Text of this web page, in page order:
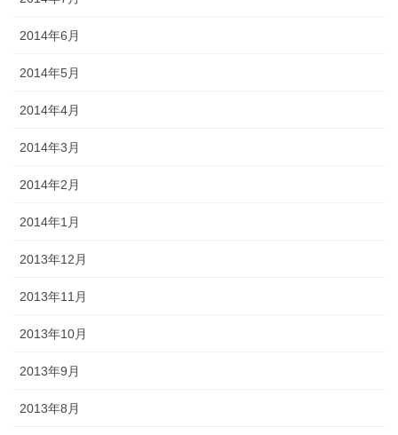
2014年6月
2014年5月
2014年4月
2014年3月
2014年2月
2014年1月
2013年12月
2013年11月
2013年10月
2013年9月
2013年8月